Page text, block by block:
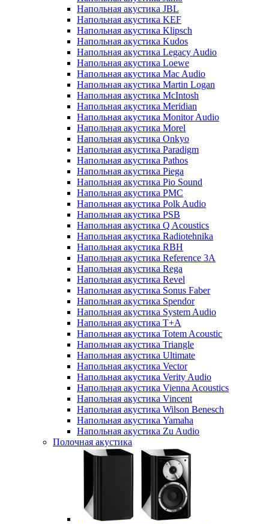
Напольная акустика JBL
Напольная акустика KEF
Напольная акустика Klipsch
Напольная акустика Kudos
Напольная акустика Legacy Audio
Напольная акустика Loewe
Напольная акустика Mac Audio
Напольная акустика Martin Logan
Напольная акустика McIntosh
Напольная акустика Meridian
Напольная акустика Monitor Audio
Напольная акустика Morel
Напольная акустика Onkyo
Напольная акустика Paradigm
Напольная акустика Pathos
Напольная акустика Piega
Напольная акустика Pio Sound
Напольная акустика PMC
Напольная акустика Polk Audio
Напольная акустика PSB
Напольная акустика Q Acoustics
Напольная акустика Radiotehnika
Напольная акустика RBH
Напольная акустика Reference 3A
Напольная акустика Rega
Напольная акустика Revel
Напольная акустика Sonus Faber
Напольная акустика Spendor
Напольная акустика System Audio
Напольная акустика T+A
Напольная акустика Totem Acoustic
Напольная акустика Triangle
Напольная акустика Ultimate
Напольная акустика Vector
Напольная акустика Verity Audio
Напольная акустика Vienna Acoustics
Напольная акустика Vincent
Напольная акустика Wilson Benesch
Напольная акустика Yamaha
Напольная акустика Zu Audio
Полочная акустика